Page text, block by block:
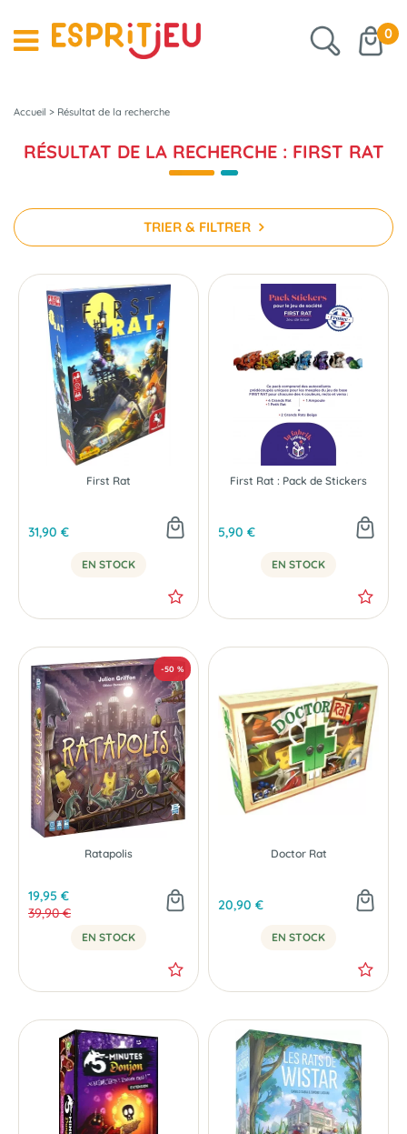
0
Accueil > Résultat de la recherche
RÉSULTAT DE LA RECHERCHE : FIRST RAT
TRIER & FILTRER
First Rat
31,90 €
EN STOCK
First Rat : Pack de Stickers
5,90 €
EN STOCK
Ratapolis
19,95 €
39,90 €
EN STOCK
Doctor Rat
20,90 €
EN STOCK